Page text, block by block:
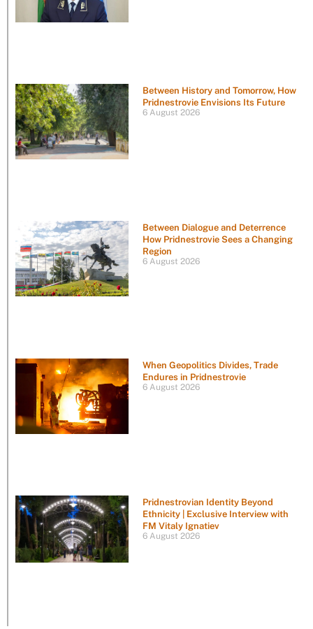
Between History and Tomorrow, How
Pridnestrovie Envisions Its Future
6 August 2026
Between Dialogue and Deterrence
How Pridnestrovie Sees a Changing
Region
6 August 2026
When Geopolitics Divides, Trade
Endures in Pridnestrovie
6 August 2026
Pridnestrovian Identity Beyond
Ethnicity | Exclusive Interview with
FM Vitaly Ignatiev
6 August 2026